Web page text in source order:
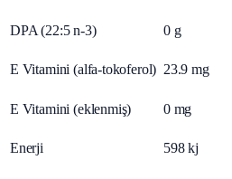
DPA (22:5 n-3) 0 g
E Vitamini (alfa-tokoferol) 23.9 mg
E Vitamini (eklenmiş) 0 mg
Enerji 598 kj